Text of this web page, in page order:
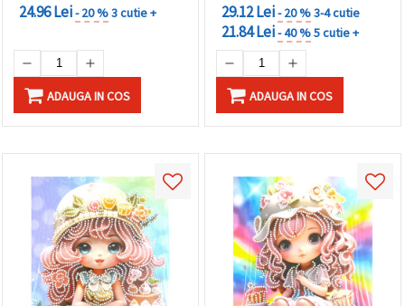
24.96 Lei- 20 %3 cutie +
ADAUGA IN COS
29.12 Lei- 20 %3-4 cutie
21.84 Lei- 40 %5 cutie +
ADAUGA IN COS